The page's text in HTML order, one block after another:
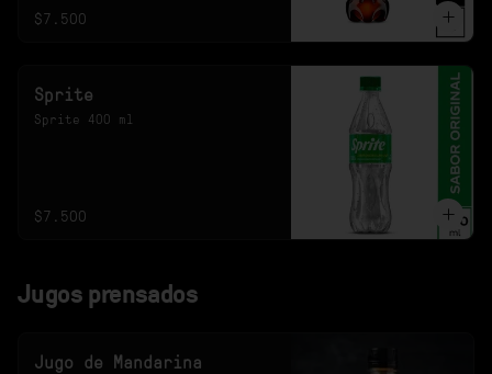
$7.500
Sprite
Sprite 400 ml
$7.500
Jugos prensados
Jugo de Mandarina